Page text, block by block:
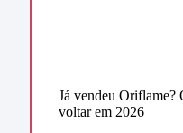
Já vendeu Oriflame?
voltar em 2026